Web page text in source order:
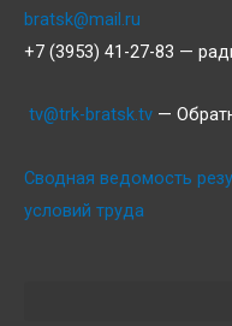
bratsk@mail.ru
+7 (3953) 41-27-83 —
tv@trk-bratsk.tv —
Сводная ведомость
условий труда